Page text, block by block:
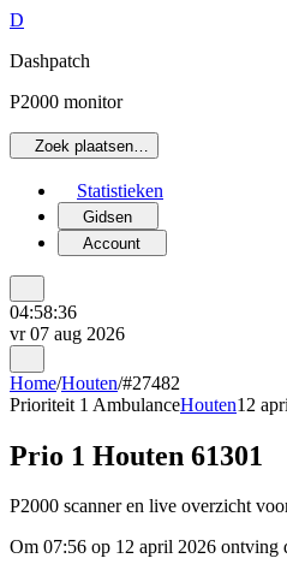
D
Dashpatch
P2000 monitor
Zoek plaatsen…
Statistieken
Gidsen
Account
04:58:36
vr 07 aug 2026
Home/Houten/#27482
Prioriteit 1 AmbulanceHouten12
Prio 1 Houten 61301
P2000 scanner en live overzicht
Om 07:56 op 12 april 2026 ontving